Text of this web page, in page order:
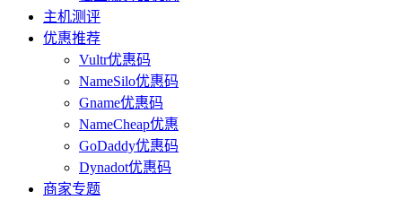
主机测评
优惠推荐
Vultr优惠码
NameSilo优惠码
Gname优惠码
NameCheap优惠
GoDaddy优惠码
Dynadot优惠码
商家专题